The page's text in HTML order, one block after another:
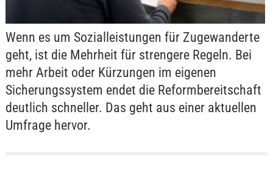
Wenn es um Sozialleistungen für Zugewanderte
geht, ist die Mehrheit für strengere Regeln. Bei
mehr Arbeit oder Kürzungen im eigenen
Sicherungssystem endet die Reformbereitschaft
deutlich schneller. Das geht aus einer aktuellen
Umfrage hervor.